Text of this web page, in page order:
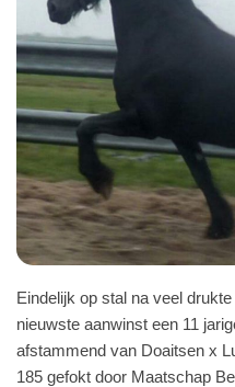
Eindelijk op stal na veel
nieuwste aanwinst een 11
afstammend van Doaitsen x
185 gefokt door Maatschap